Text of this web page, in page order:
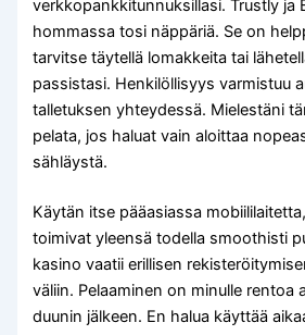
verkkopankkitunnuksillasi. Trustly ja
hommassa tosi näppäriä. Se on
tarvitse täytellä lomakkeita tai
passistasi. Henkilöllisyys varmistuu
talletuksen yhteydessä. Mielestäni
pelata, jos haluat vain aloittaa
sähläystä.
Käytän itse pääasiassa
toimivat yleensä todella smoothisti
kasino vaatii erillisen
väliin. Pelaaminen on minulle rentoa
duunin jälkeen. En halua käyttää